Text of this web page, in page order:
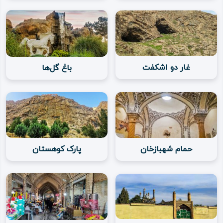
معابر و خیابان‌های جدید، مهمان‌ خانه‌ها و هتل‌ها، عمارت‌های
دولتی و میدان‌ها و تزیینات بیرونی این ساختمان‌ها، نمونه‌هایی
از تأثیر دنیای مدرن و معماری متأثر از فرهنگ جدید غربی
شهر کرمانشاه به دلیل پتانسیل‌های طبیعی، خاک بارور و غنی،
جنگل‌های انبوه، آب به‌ نسبت زیاد، فراوانی رودخانه‌ها و وجود
چراگاه‌ها و مراتع بیشمار، تبدیل به یکی از قطب‌های گردشگری
طبیعی شده است و به دلیل اقلیم و موقعیت جغرافیایی ویژه،
زاگرس و از سوی دیگر به دلیل هم‌ جواری با عراق و دریافت
جپه‌های هوای گرم، کرمانشاه دارای آب‌ و هوایی چهار فصل
است که در هر مقطعی از سال می‌توان از لطافت و سرسبزی
غار دو اشکفت باغ گل‌ها
حمام شهبازخان پارک کوهستان